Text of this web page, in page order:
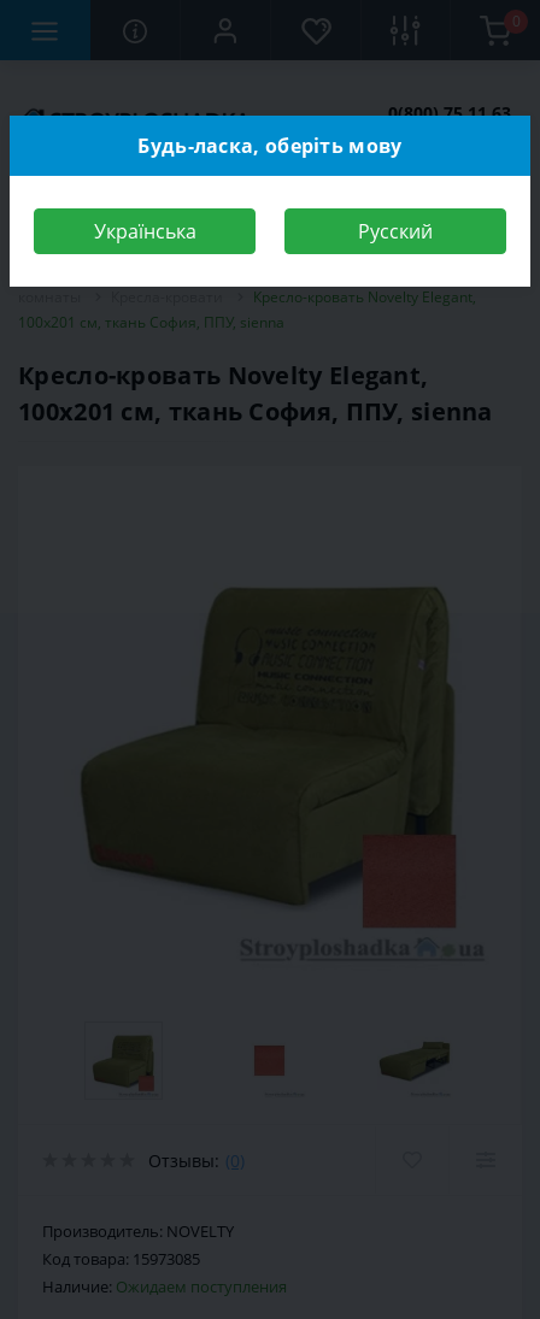
0
0(800) 75 11 63
Кресло-кровать Novelty Elegant,
100х201 см, ткань София, ППУ, sienna
Кресло-кровать Novelty Elegant,
100х201 см, ткань София, ППУ, sienna
Отзывы: (0)
Производитель: NOVELTY
Код товара: 15973085
Наличие: Ожидаем поступления
Будь-ласка, оберіть мову
Українська Русский